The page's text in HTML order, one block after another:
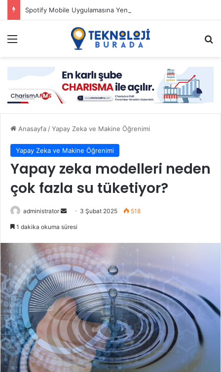
Spotify Mobile Uygulamasına Yeni Özellikler Ekliyor
Menü
Anasayfa/Yapay Zeka ve Makine Öğrenimi
Yapay Zeka ve Makine Öğrenimi
Yapay zeka modelleri neden
çok fazla su tüketiyor?
administrator
Bir
göndermek
3 Şubat 2025 518
1 dakika okuma süresi